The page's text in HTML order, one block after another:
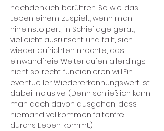
nachdenklich berühren. So wie das
Leben einem zuspielt, wenn man
hineinstolpert, in Schieflage gerät,
vielleicht ausrutscht und fällt, sich
wieder aufrichten möchte, das
einwandfreie Weiterlaufen allerdings
nicht so recht funktionieren will.Ein
eventueller Wiedererkennungswert ist
dabei inclusive. (Denn schließlich kann
man doch davon ausgehen, dass
niemand vollkommen faltenfrei
durchs Leben kommt.)